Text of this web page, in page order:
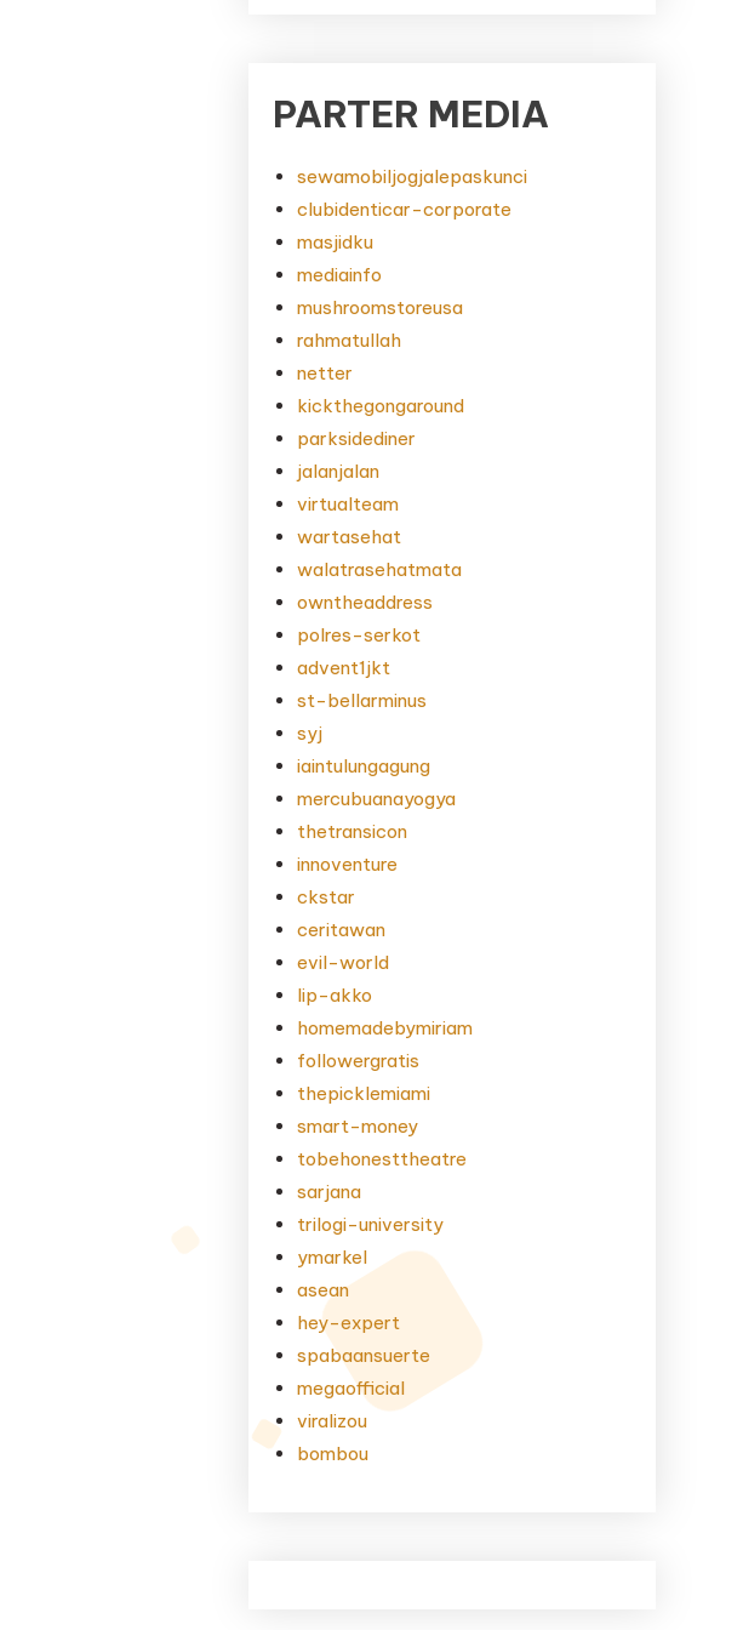
PARTER MEDIA
sewamobiljogjalepaskunci
clubidenticar-corporate
masjidku
mediainfo
mushroomstoreusa
rahmatullah
netter
kickthegongaround
parksidediner
jalanjalan
virtualteam
wartasehat
walatrasehatmata
owntheaddress
polres-serkot
advent1jkt
st-bellarminus
syj
iaintulungagung
mercubuanayogya
thetransicon
innoventure
ckstar
ceritawan
evil-world
lip-akko
homemadebymiriam
followergratis
thepicklemiami
smart-money
tobehonesttheatre
sarjana
trilogi-university
ymarkel
asean
hey-expert
spabaansuerte
megaofficial
viralizou
bombou